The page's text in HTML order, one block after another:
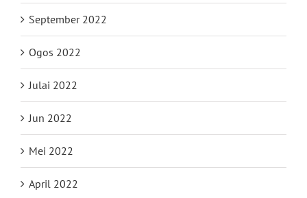
September 2022
Ogos 2022
Julai 2022
Jun 2022
Mei 2022
April 2022